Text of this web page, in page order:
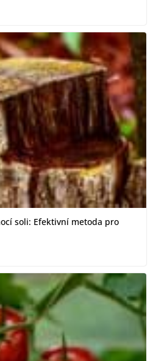
soli: Efektivní metoda pro